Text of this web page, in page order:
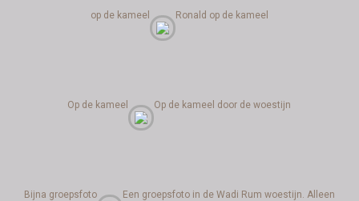
op de kameel Ronald op de kameel
Op de kameel Op de kameel door de woestijn
Bijna groepsfoto Een groepsfoto in de Wadi Rum woestijn. Alleen